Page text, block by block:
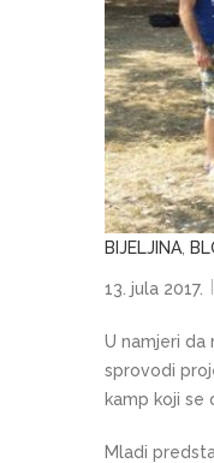
BIJELJINA
13. jula 2017.
U namjeri da
sprovodi
kamp koji se
Mladi